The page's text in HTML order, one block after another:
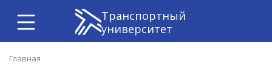
Транспортный
университет
Главная